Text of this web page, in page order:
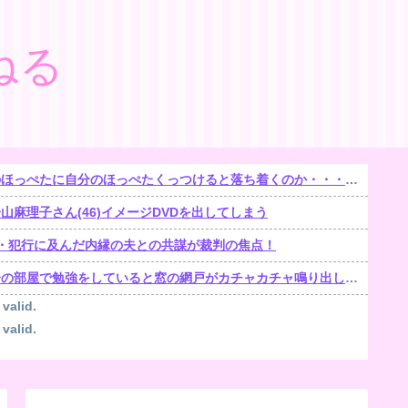
る
ぺたに自分のほっぺたくっつけると落ち着くのか・・・【再】
麻理子さん(46)イメージDVDを出してしまう
行に及んだ内縁の夫との共謀が裁判の焦点！
で勉強をしていると窓の網戸がカチャカチャ鳴り出した。【再】
valid.
valid.